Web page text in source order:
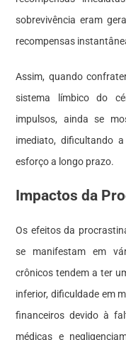
sobrevivência eram
recompensas
Assim, quando
sistema límbico do
impulsos, ainda se
imediato, dificultando
esforço a longo prazo.
Impactos da
Os efeitos da
se manifestam em
crônicos tendem a ter
inferior, dificuldade em
financeiros devido à
médicas e